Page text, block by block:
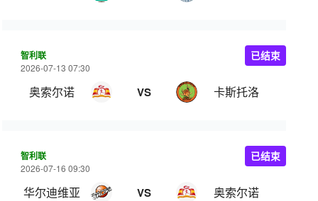
智利联
2026-07-13 07:30
奥索尔诺 VS 卡斯托洛
已结束
智利联
2026-07-16 09:30
华尔迪维亚 VS 奥索尔诺
已结束